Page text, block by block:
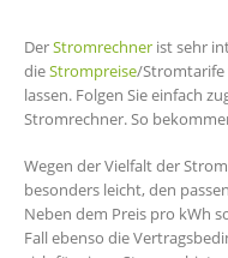
DerStromrechner ist sehr
dieStrompreise/Stromtarife
lassen. Folgen Sie einfach
Stromrechner. So
Wegen der Vielfalt der
besonders leicht, den
Neben dem Preis pro kWh
Fall ebenso die